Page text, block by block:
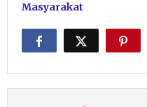
Masyarakat